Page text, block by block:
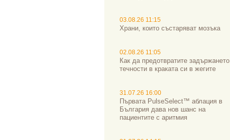
03.08.26 11:15
Храни, които състаряват мозъка
02.08.26 11:05
Как да предотвратите
течности в краката си в жегите
31.07.26 16:00
Първата PulseSelect™ аблация в
България дава нов шанс на
пациентите с аритмия